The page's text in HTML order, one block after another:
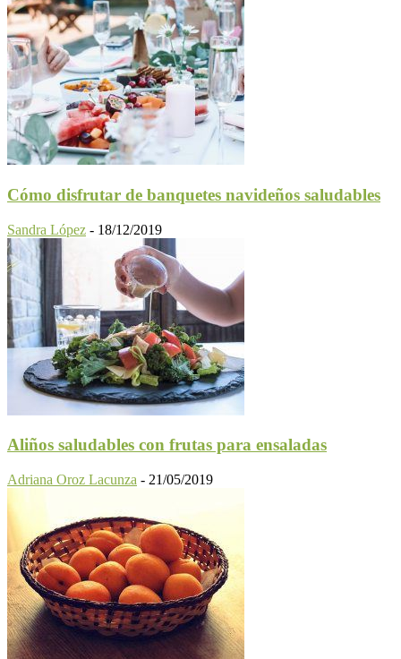
Cómo disfrutar de banquetes navideños saludables
Sandra López - 18/12/2019
Aliños saludables con frutas para ensaladas
Adriana Oroz Lacunza - 21/05/2019